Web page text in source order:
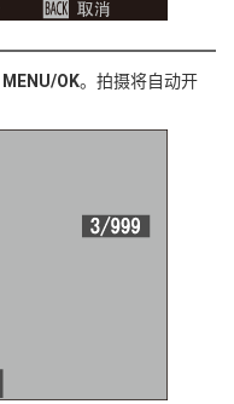
MENU/OK。拍摄将自动开